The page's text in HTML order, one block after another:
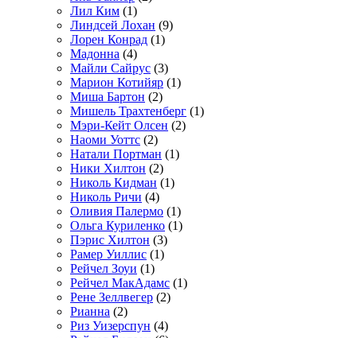
Лил Ким (1)
Линдсей Лохан (9)
Лорен Конрад (1)
Мадонна (4)
Майли Сайрус (3)
Марион Котийяр (1)
Миша Бартон (2)
Мишель Трахтенберг (1)
Мэри-Кейт Олсен (2)
Наоми Уоттс (2)
Натали Портман (1)
Ники Хилтон (2)
Николь Кидман (1)
Николь Ричи (4)
Оливия Палермо (1)
Ольга Куриленко (1)
Пэрис Хилтон (3)
Рамер Уиллис (1)
Рейчел Зоуи (1)
Рейчел МакАдамс (1)
Рене Зеллвегер (2)
Рианна (2)
Риз Уизерспун (4)